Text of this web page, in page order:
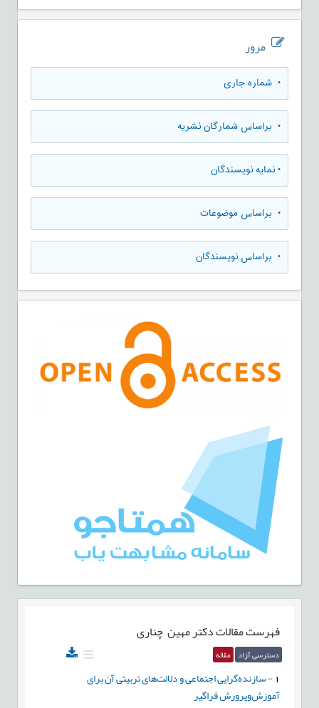
مرور
• شماره جاری
• براساس شمارگان نشریه
•نمایه نویسندگان
• براساس موضوعات
• براساس نویسندگان
فهرست مقالاتدکتر مهین چناری
دسترسی آزاد مقاله
-سازنده‌گرایی اجتماعی و دلالت‌های تربیتی آن برای
آموزش‌وپرورش فراگیر